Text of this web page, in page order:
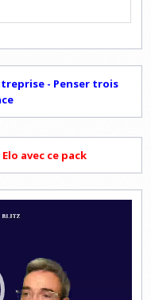
- Penser trois
avec ce pack